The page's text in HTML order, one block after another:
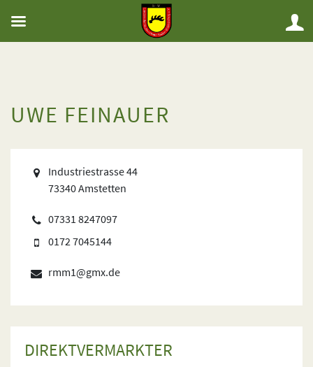
UWE FEINAUER
Industriestrasse 44
73340 Amstetten
07331 8247097
0172 7045144
rmm1@gmx.de
DIREKTVERMARKTER